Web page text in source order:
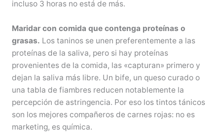
incluso 3 horas no está de más.
Maridar con comida que contenga proteínas o
grasas. Los taninos se unen preferentemente a las
proteínas de la saliva, pero si hay proteínas
provenientes de la comida, las «capturan» primero y
dejan la saliva más libre. Un bife, un queso curado o
una tabla de fiambres reducen notablemente la
percepción de astringencia. Por eso los tintos tánicos
son los mejores compañeros de carnes rojas: no es
marketing, es química.